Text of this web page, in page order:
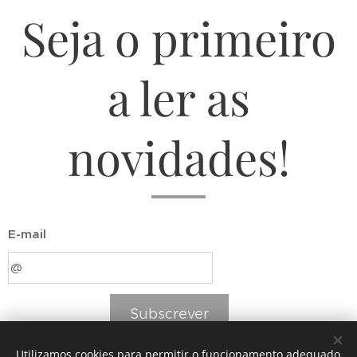
Seja o primeiro
a ler as
novidades!
E-mail
Subscrever